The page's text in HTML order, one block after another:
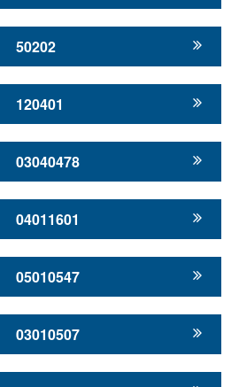
50202
120401
03040478
04011601
05010547
03010507